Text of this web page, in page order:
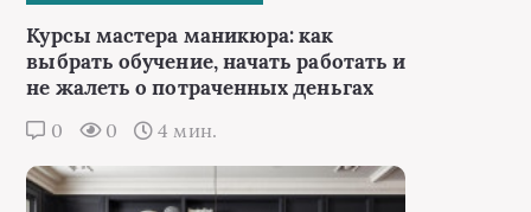
Курсы мастера маникюра: как
выбрать обучение, начать работать и
не жалеть о потраченных деньгах
0 0 4 мин.